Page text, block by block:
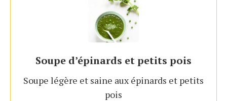
Soupe d’épinards et petits pois
Soupe légère et saine aux épinards et petits
pois